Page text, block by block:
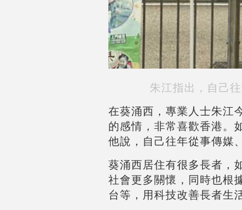
朱江指出，自己
在葵涌西，專業人士朱江
的感情，非常喜歡香港。
他說，自己往年從事傳媒
葵涌西居住有很多長者，
社會更多關懷，同時也根
台等，用科技改善長者生活